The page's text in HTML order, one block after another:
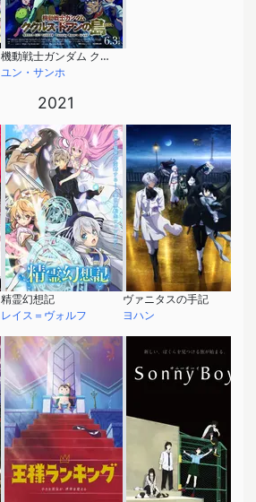
機動戦士ガンダム ククルス・ドアンの島
ユン・サンホ
2021
精霊幻想記
レイス＝ヴォルフ
ヴァニタスの手記
ヨハン